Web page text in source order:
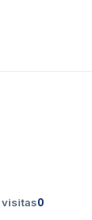
visitas0